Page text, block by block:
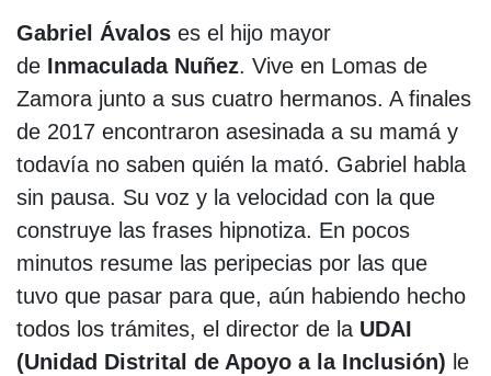
Gabriel Ávalos es el hijo mayor
de Inmaculada Nuñez. Vive en Lomas de
Zamora junto a sus cuatro hermanos. A finales
de 2017 encontraron asesinada a su mamá y
todavía no saben quién la mató. Gabriel habla
sin pausa. Su voz y la velocidad con la que
construye las frases hipnotiza. En pocos
minutos resume las peripecias por las que
tuvo que pasar para que, aún habiendo hecho
todos los trámites, el director de la UDAI
(Unidad Distrital de Apoyo a la Inclusión) le